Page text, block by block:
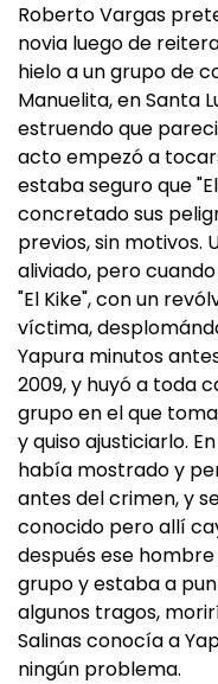
Roberto Vargas
novia luego de
hielo a un grupo de
Manuelita, en Santa
estruendo que
acto empezó a
estaba seguro que
concretado sus
previos, sin motivos.
aliviado, pero
"El Kike", con un
víctima,
Yapura minutos
2009, y huyó a toda
grupo en el que
y quiso ajusticiarlo.
había mostrado y
antes del crimen, y
conocido pero allí
después ese
grupo y estaba a
algunos tragos,
Salinas conocía a
ningún problema.